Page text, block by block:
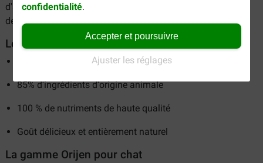
confidentialité.
Accepter et poursuivre
Ajuster les réglages
d'agneau, tripes vertes) et des os comestibles, du cartilage
de poulet et de la moelle osseuse.
Les avantages Orijen pour chat
100 % sans céréales ni conservateurs
85% d'ingrédients d'origine animale
100 % de nutriments de haute qualité
Goût délicieux et entièrement naturel
La gamme Orijen pour chat